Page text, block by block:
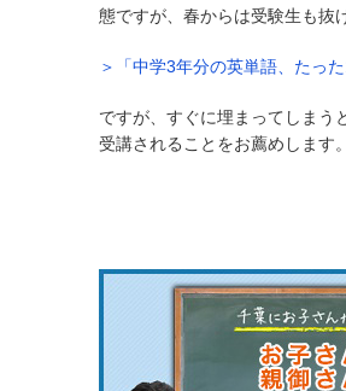
態ですが、春からは受験生も抜
＞「中学3年分の英単語、たっ
ですが、すぐに埋まってしまう
受講されることをお薦めします。